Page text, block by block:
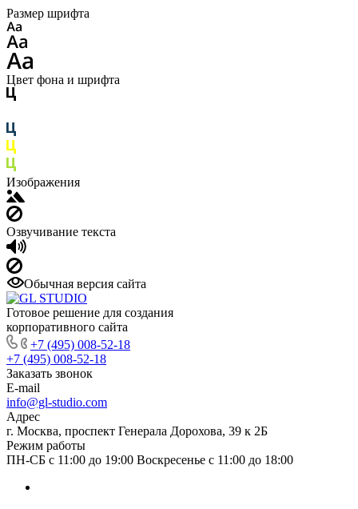
Размер шрифта
Цвет фона и шрифта
Изображения
Озвучивание текста
Обычная версия сайта
Готовое решение для создания
корпоративного сайта
+7 (495) 008-52-18
+7 (495) 008-52-18
Заказать звонок
E-mail
info@gl-studio.com
Адрес
г. Москва, проспект Генерала Дорохова, 39 к 2Б
Режим работы
ПН-СБ с 11:00 до 19:00 Воскресенье с 11:00 до 18:00